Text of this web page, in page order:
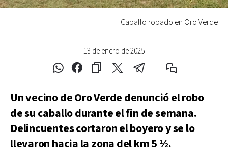
13 de enero de 2025
Caballo robado en Oro Verde
Un vecino de Oro Verde denunció el robo
de su caballo durante el fin de semana.
Delincuentes cortaron el boyero y se lo
llevaron hacia la zona del km 5 ½.